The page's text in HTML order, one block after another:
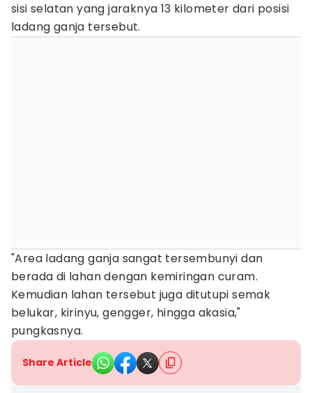
sisi selatan yang jaraknya 13 kilometer dari posisi
ladang ganja tersebut.
"Area ladang ganja sangat tersembunyi dan
berada di lahan dengan kemiringan curam.
Kemudian lahan tersebut juga ditutupi semak
belukar, kirinyu, gengger, hingga akasia,"
pungkasnya.
Share Article